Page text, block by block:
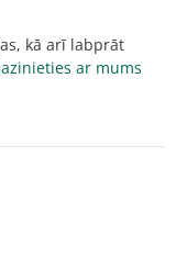
kā arī labprāt
ar mums